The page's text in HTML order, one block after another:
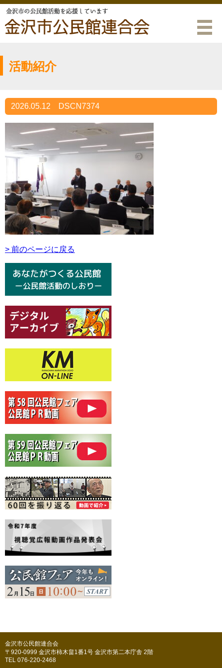
活動紹介
2026.05.12 DSCN7374
> 前のページに戻る
金沢市公民館連合会
〒920-0999 金沢市柿木畠1番1号 金沢市第二本庁舎 2階
TEL 076-220-2468